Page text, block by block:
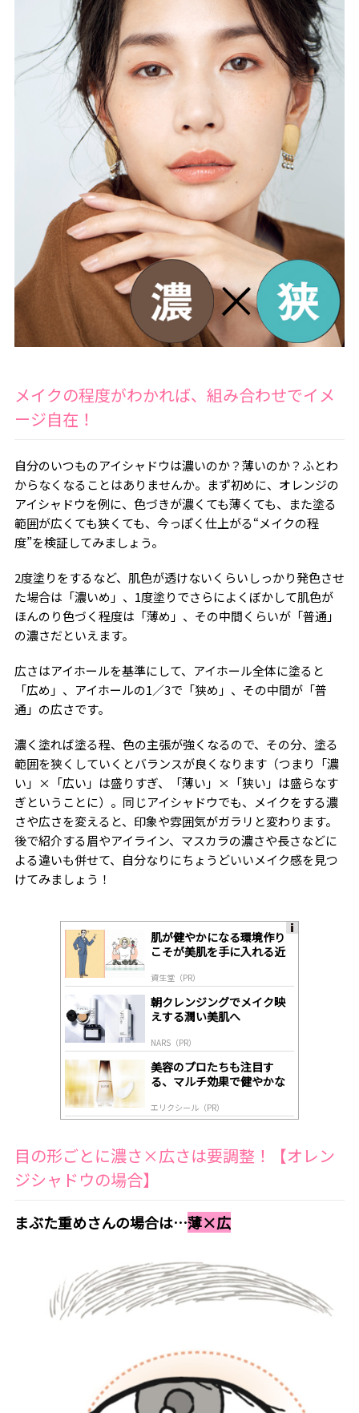
メイクの程度がわかれば、組み合わせでイメ
ージ自在！
自分のいつものアイシャドウは濃いのか？薄いのか？ふとわ
からなくなることはありませんか。まず初めに、オレンジの
アイシャドウを例に、色づきが濃くても薄くても、また塗る
範囲が広くても狭くても、今っぽく仕上がる“メイクの程
度”を検証してみましょう。
2度塗りをするなど、肌色が透けないくらいしっかり発色させ
た場合は「濃いめ」、1度塗りでさらによくぼかして肌色が
ほんのり色づく程度は「薄め」、その中間くらいが「普通」
の濃さだといえます。
広さはアイホールを基準にして、アイホール全体に塗ると
「広め」、アイホールの1／3で「狭め」、その中間が「普
通」の広さです。
濃く塗れば塗る程、色の主張が強くなるので、その分、塗る
範囲を狭くしていくとバランスが良くなります（つまり「濃
い」×「広い」は盛りすぎ、「薄い」×「狭い」は盛らなす
ぎということに）。同じアイシャドウでも、メイクをする濃
さや広さを変えると、印象や雰囲気がガラリと変わります。
後で紹介する眉やアイライン、マスカラの濃さや長さなどに
よる違いも併せて、自分なりにちょうどいいメイク感を見つ
けてみましょう！
肌が健やかになる環境作り
こそが美肌を手に入れる近
資生堂（PR）
朝クレンジングでメイク映
えする潤い美肌へ
NARS（PR）
美容のプロたちも注目す
る、マルチ効果で健やかな
エリクシール（PR）
目の形ごとに濃さ×広さは要調整！【オレン
ジシャドウの場合】
まぶた重めさんの場合は…薄×広